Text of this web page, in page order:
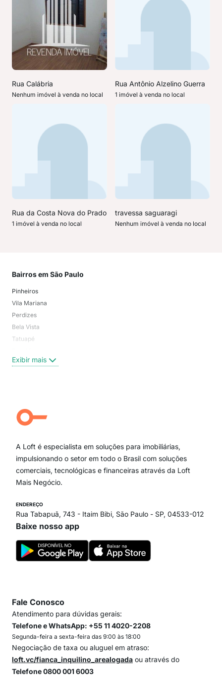
Rua Calábria
Nenhum imóvel à venda no local
Rua Antônio Alzelino Guerra
1 imóvel à venda no local
Rua da Costa Nova do Prado
1 imóvel à venda no local
travessa saguaragi
Nenhum imóvel à venda no local
Bairros em São Paulo
Pinheiros
Vila Mariana
Perdizes
Bela Vista
Tatuapé
Centro
Campo Belo
Ipiranga
Paraíso
Itaim Bibi
Exibir mais
A Loft é especialista em soluções para imobiliárias,
impulsionando o setor em todo o Brasil com soluções
comerciais, tecnológicas e financeiras através da Loft
Mais Negócio.
ENDEREÇO
Rua Tabapuã, 743 - Itaim Bibi, São Paulo - SP, 04533-012
Baixe nosso app
Fale Conosco
Atendimento para dúvidas gerais:
Telefone e WhatsApp: +55 11 4020-2208
Segunda-feira a sexta-feira das 9:00 às 18:00
Negociação de taxa ou aluguel em atraso:
loft.vc/fianca_inquilino_arealogada ou através do
Telefone 0800 001 6003